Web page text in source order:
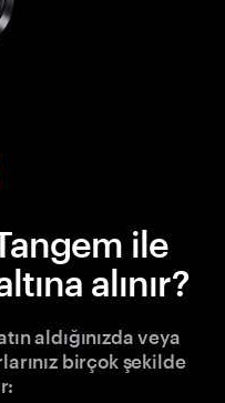
ile
alınır?
aldığınızda veya
birçok şekilde